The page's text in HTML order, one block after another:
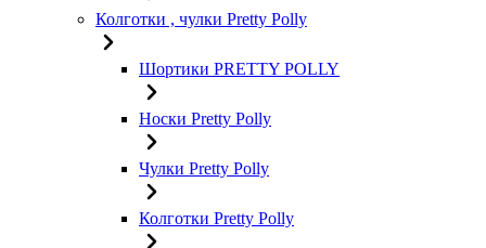
Колготки , чулки Pretty Polly
Шортики PRETTY POLLY
Носки Pretty Polly
Чулки Pretty Polly
Колготки Pretty Polly